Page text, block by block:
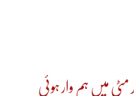
میں ہم وار ہوئی